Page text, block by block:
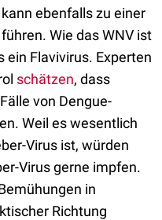
ebenfalls zu einer
Wie das WNV ist
ein Flavivirus. Experten
schätzen, dass
von Dengue-
Weil es wesentlich
Virus ist, würden
Virus gerne impfen.
in
Richtung